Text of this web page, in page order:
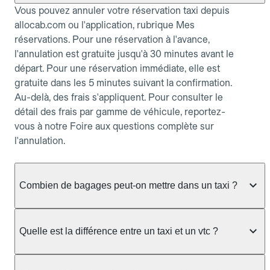
Vous pouvez annuler votre réservation taxi depuis
allocab.com ou l'application, rubrique Mes
réservations. Pour une réservation à l'avance,
l'annulation est gratuite jusqu'à 30 minutes avant le
départ. Pour une réservation immédiate, elle est
gratuite dans les 5 minutes suivant la confirmation.
Au-delà, des frais s'appliquent. Pour consulter le
détail des frais par gamme de véhicule, reportez-
vous à notre Foire aux questions complète sur
l'annulation.
Combien de bagages peut-on mettre dans un taxi ?
taxi berline accueille en général jusqu'à 3 bagages
ou nombreux, précisez-le dans le champ "Message
Quelle est la différence entre un taxi et un vtc ?